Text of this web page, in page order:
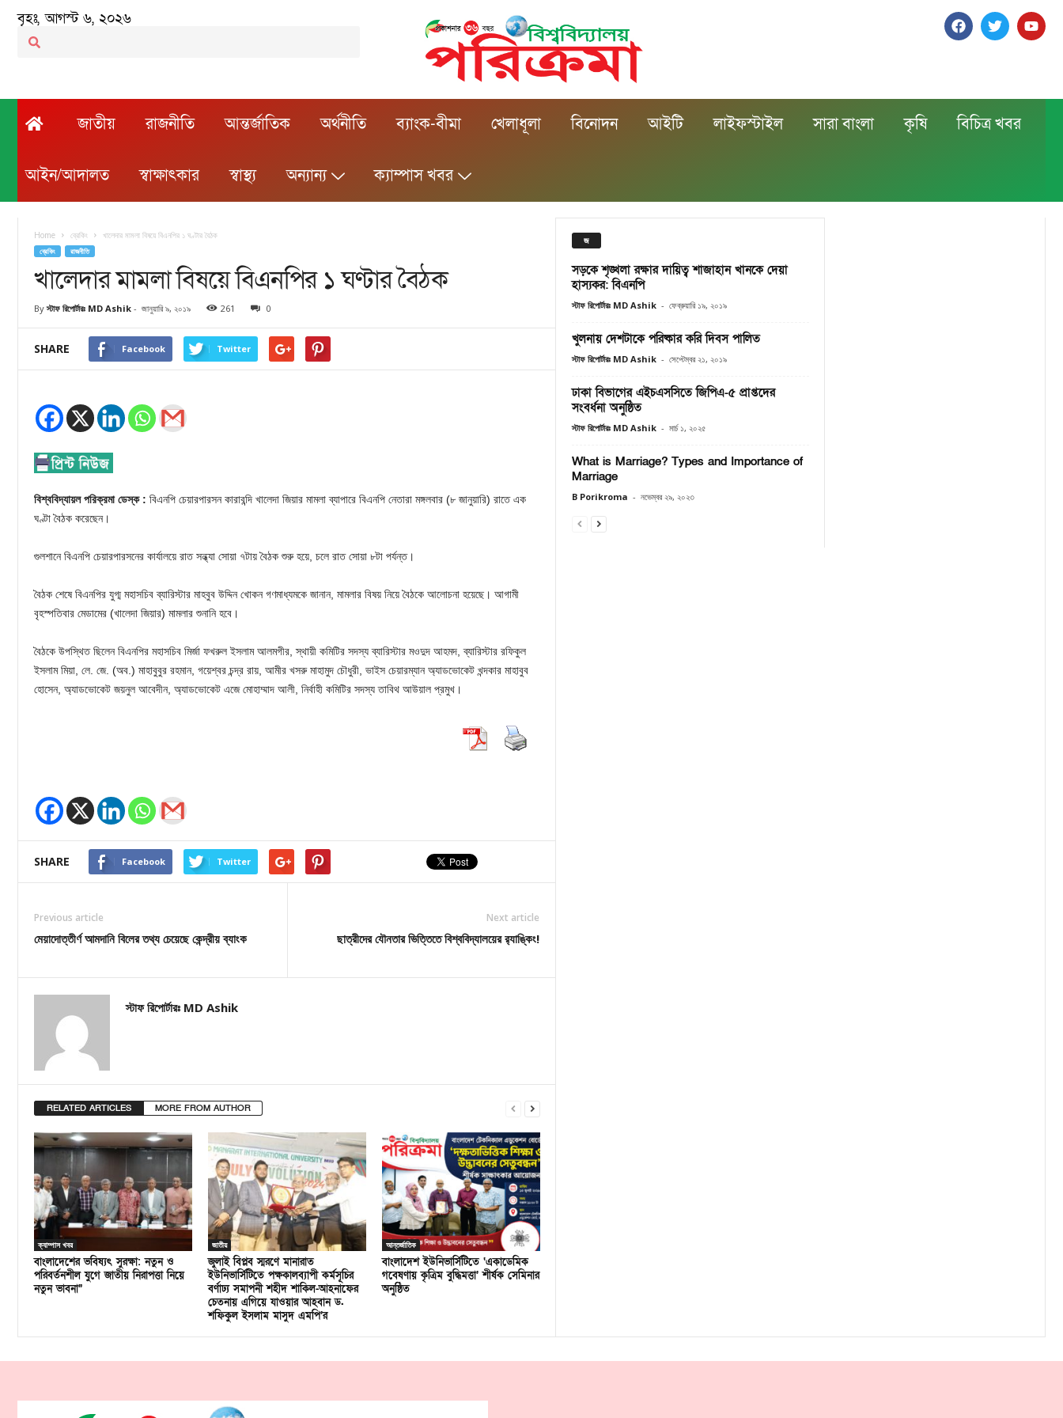
বৃহঃ, আগস্ট ৬, ২০২৬
জাতীয় রাজনীতি আন্তর্জাতিক অর্থনীতি ব্যাংক-বীমা খেলাধূলা বিনোদন আইটি লাইফস্টাইল সারা বাংলা কৃষি বিচিত্র খবর
আইন/আদালত স্বাক্ষাৎকার স্বাস্থ্য অন্যান্য ক্যাম্পাস খবর
Home ব্রেকিং খালেদার মামলা বিষয়ে বিএনপির ১ ঘণ্টার বৈঠক
ব্রেকিং রাজনীতি
খালেদার মামলা বিষয়ে বিএনপির ১ ঘণ্টার বৈঠক
By স্টাফ রিপোর্টারঃ MD Ashik - জানুয়ারি ৯, ২০১৯ 261 0
SHARE Facebook Twitter
বিশ্ববিদ্যায়ল পরিক্রমা ডেস্ক : বিএনপি চেয়ারপারসন কারাবন্দি খালেদা জিয়ার মামলা ব্যাপারে বিএনপি নেতারা মঙ্গলবার (৮ জানুয়ারি) রাতে এক
ঘণ্টা বৈঠক করেছেন।
গুলশানে বিএনপি চেয়ারপারসনের কার্যালয়ে রাত সন্ধ্যা সোয়া ৭টায় বৈঠক শুরু হয়ে, চলে রাত সোয়া ৮টা পর্যন্ত।
বৈঠক শেষে বিএনপির যুগ্ম মহাসচিব ব্যারিস্টার মাহবুব উদ্দিন খোকন গণমাধ্যমকে জানান, মামলার বিষয় নিয়ে বৈঠকে আলোচনা হয়েছে। আগামী
বৃহস্পতিবার মেডামের (খালেদা জিয়ার) মামলার শুনানি হবে।
বৈঠকে উপস্থিত ছিলেন বিএনপির মহাসচিব মির্জা ফখরুল ইসলাম আলমগীর, স্থায়ী কমিটির সদস্য ব্যারিস্টার মওদুদ আহমদ, ব্যারিস্টার রফিকুল
ইসলাম মিয়া, লে. জে. (অব.) মাহাবুবুর রহমান, গয়েশ্বর চন্দ্র রায়, আমীর খসরু মাহামুদ চৌধুরী, ভাইস চেয়ারম্যান অ্যাডভোকেট খন্দকার মাহাবুব
হোসেন, অ্যাডভোকেট জয়নুল আবেদীন, অ্যাডভোকেট এজে মোহাম্মাদ আলী, নির্বাহী কমিটির সদস্য তাবিথ আউয়াল প্রমুখ।
SHARE Facebook Twitter
Previous article
মেয়াদোত্তীর্ণ আমদানি বিলের তথ্য চেয়েছে কেন্দ্রীয় ব্যাংক
Next article
ছাত্রীদের যৌনতার ভিত্তিতে বিশ্ববিদ্যালয়ের র‌্যাঙ্কিং!
স্টাফ রিপোর্টারঃ MD Ashik
RELATED ARTICLES MORE FROM AUTHOR
ক্যাম্পাস খবর
বাংলাদেশের ভবিষ্যৎ সুরক্ষা: নতুন ও
পরিবর্তনশীল যুগে জাতীয় নিরাপত্তা নিয়ে
নতুন ভাবনা”
জাতীয়
জুলাই বিপ্লব স্মরণে মানারাত
ইউনিভার্সিটিতে পক্ষকালব্যাপী কর্মসূচির
বর্ণাঢ্য সমাপনী শহীদ শাকিল-আহনাফের
চেতনায় এগিয়ে যাওয়ার আহবান ড.
শফিকুল ইসলাম মাসুদ এমপি’র
আন্তর্জাতিক
বাংলাদেশ ইউনিভার্সিটিতে ‘একাডেমিক
গবেষণায় কৃত্রিম বুদ্ধিমত্তা’ শীর্ষক সেমিনার
অনুষ্ঠিত
জ
সড়কে শৃঙ্খলা রক্ষার দায়িত্ব শাজাহান খানকে দেয়া
হাস্যকর: বিএনপি
স্টাফ রিপোর্টারঃ MD Ashik - ফেব্রুয়ারি ১৯, ২০১৯
খুলনায় দেশটাকে পরিষ্কার করি দিবস পালিত
স্টাফ রিপোর্টারঃ MD Ashik - সেপ্টেম্বর ২১, ২০১৯
ঢাকা বিভাগের এইচএসসিতে জিপিএ-৫ প্রাপ্তদের
সংবর্ধনা অনুষ্ঠিত
স্টাফ রিপোর্টারঃ MD Ashik - মার্চ ১, ২০২৫
What is Marriage? Types and Importance of
Marriage
B Porikroma - নভেম্বর ২৯, ২০২৩